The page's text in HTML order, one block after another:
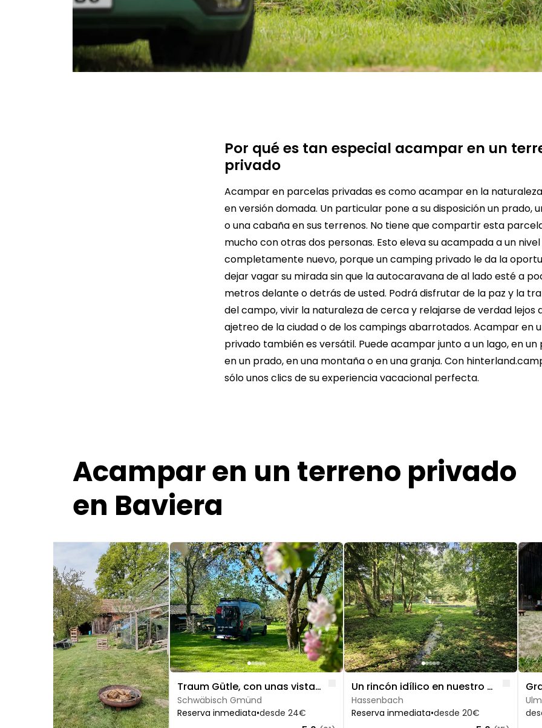
Por qué es tan especial acampar en un
privado
Acampar en parcelas privadas es como acampar en la
en versión domada. Un particular pone a su disposición un prado,
o una cabaña en sus terrenos. No tiene que compartir esta
mucho con otras dos personas. Esto eleva su acampada a un nivel
completamente nuevo, porque un camping privado le da la
dejar vagar su mirada sin que la autocaravana de al lado esté a
metros delante o detrás de usted. Podrá disfrutar de la paz y la
del campo, vivir la naturaleza de cerca y relajarse de verdad lejos
ajetreo de la ciudad o de los campings abarrotados. Acampar en
privado también es versátil. Puede acampar junto a un lago, en un
en un prado, en una montaña o en una granja. Con
sólo unos clics de su experiencia vacacional perfecta.
Acampar en un terreno privado
en Baviera
Image 1 of 5
Traum Gütle, con unas vistas fascinantes del Alb
Schwäbisch Gmünd
Reserva inmediata•desde 24€
Like
Image 1 of 5
Un rincón idílico en nuestro prado
Hassenbach
Reserva inmediata•desde 20€
Like
Ulm